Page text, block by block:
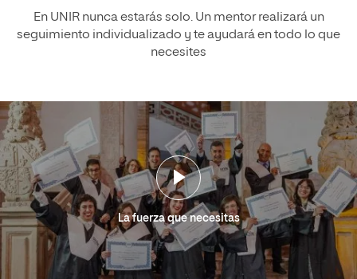
En UNIR nunca estarás solo. Un mentor realizará un
seguimiento individualizado y te ayudará en todo lo que
necesites
La fuerza que necesitas